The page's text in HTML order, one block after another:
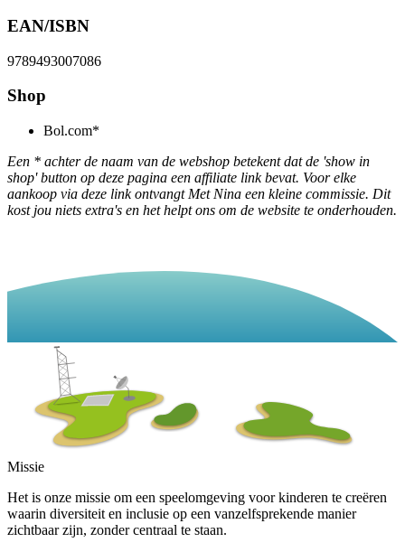
EAN/ISBN
9789493007086
Shop
Bol.com*
Een * achter de naam van de webshop betekent dat de 'show in
shop' button op deze pagina een affiliate link bevat. Voor elke
aankoop via deze link ontvangt Met Nina een kleine commissie. Dit
kost jou niets extra's en het helpt ons om de website te onderhouden.
Missie
Het is onze missie om een speelomgeving voor kinderen te creëren
waarin diversiteit en inclusie op een vanzelfsprekende manier
zichtbaar zijn, zonder centraal te staan.